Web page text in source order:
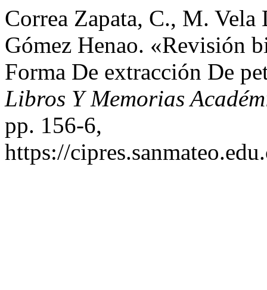
Correa Zapata, C., M. Vela
Gómez Henao. «Revisión
Forma De extracción De
Libros Y Memorias
pp. 156-6,
https://